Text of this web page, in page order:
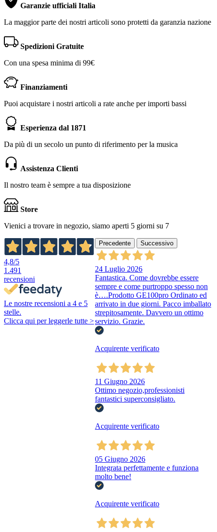
Garanzie ufficiali Italia
La maggior parte dei nostri articoli sono protetti da garanzia nazione
Spedizioni Gratuite
Con una spesa minima di 99€
Finanziamenti
Puoi acquistare i nostri articoli a rate anche per importi bassi
Esperienza dal 1871
Da più di un secolo un punto di riferimento per la musica
Assistenza Clienti
Il nostro team è sempre a tua disposizione
Store
Vienici a trovare in negozio, siamo aperti 5 giorni su 7
4,8/5
1.491
recensioni
Le nostre recensioni a 4 e 5
stelle.
Clicca qui per leggerle tutte >
Precedente Successivo
24 Luglio 2026
Fantastica. Come dovrebbe essere
sempre e come purtroppo spesso non
è….Prodotto GE100pro Ordinato ed
arrivato in due giorni. Pacco imballato
strepitosamente. Davvero un ottimo
servizio. Grazie.
Acquirente verificato
11 Giugno 2026
Ottimo negozio,professionisti
fantastici superconsigliato.
Acquirente verificato
05 Giugno 2026
Integrata perfettamente e funziona
molto bene!
Acquirente verificato